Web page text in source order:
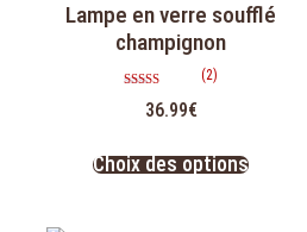
Lampe en verre soufflé
champignon
5.00
(2)
36.99€
Choix des options